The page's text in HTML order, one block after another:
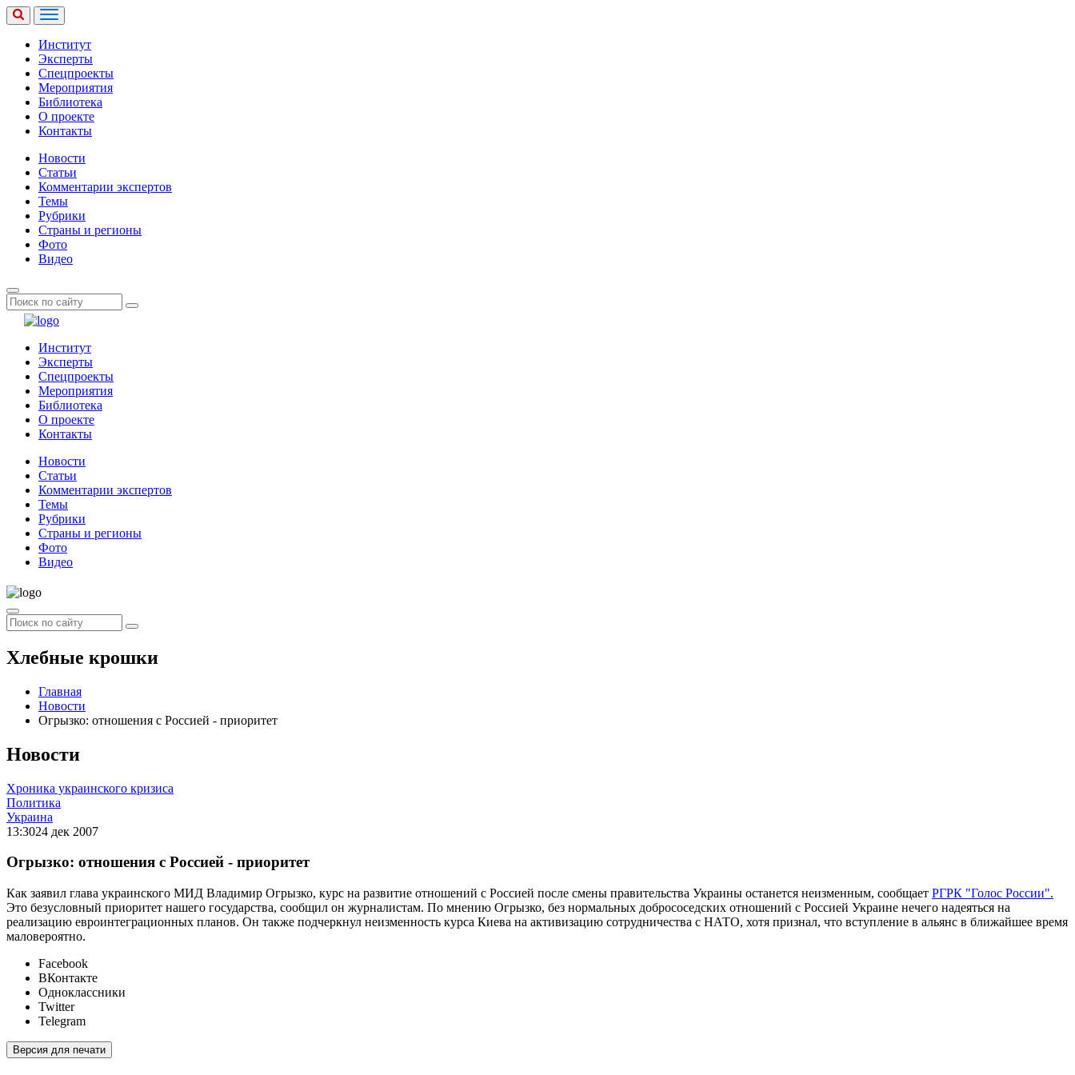
Институт
Эксперты
Спецпроекты
Мероприятия
Библиотека
О проекте
Контакты
Новости
Статьи
Комментарии экспертов
Темы
Рубрики
Страны и регионы
Фото
Видео
Институт
Эксперты
Спецпроекты
Мероприятия
Библиотека
О проекте
Контакты
Новости
Статьи
Комментарии экспертов
Темы
Рубрики
Страны и регионы
Фото
Видео
Хлебные крошки
Главная
Новости
Огрызко: отношения с Россией - приоритет
Новости
Хроника украинского кризиса
Политика
Украина
13:3024 дек 2007
Огрызко: отношения с Россией - приоритет
Как заявил глава украинского МИД Владимир Огрызко, курс на развитие отношений с Россией после смены правительства Украины останется неизменным, сообщает РГРК "Голос России".
Это безусловный приоритет нашего государства, сообщил он журналистам. По мнению Огрызко, без нормальных добрососедских отношений с Россией Украине нечего надеяться на
реализацию евроинтеграционных планов. Он также подчеркнул неизменность курса Киева на активизацию сотрудничества с НАТО, хотя признал, что вступление в альянс в ближайшее время
маловероятно.
Facebook
ВКонтакте
Одноклассники
Twitter
Telegram
Версия для печати